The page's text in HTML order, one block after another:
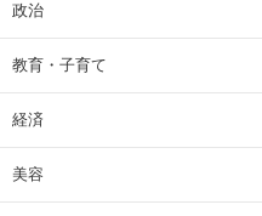
政治
教育・子育て
経済
美容